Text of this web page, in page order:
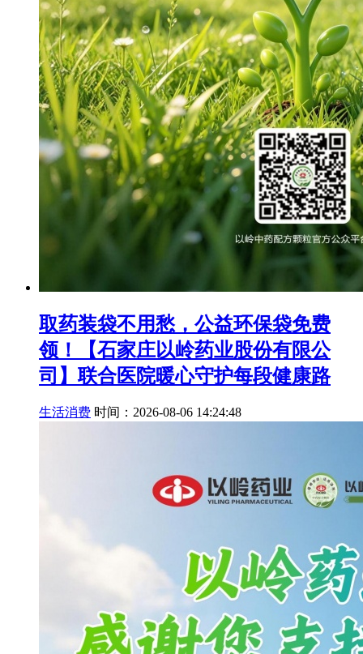
取药装袋不用愁，公益环保袋免费
领！【石家庄以岭药业股份有限公
司】联合医院暖心守护每段健康路
生活消费 时间：2026-08-06 14:24:48